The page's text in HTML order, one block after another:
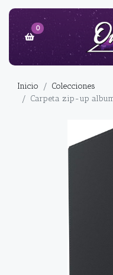
0
Inicio
Colecciones
Carpeta zip-up